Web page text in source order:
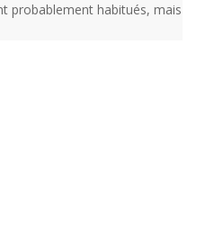
probablement habitués, mais